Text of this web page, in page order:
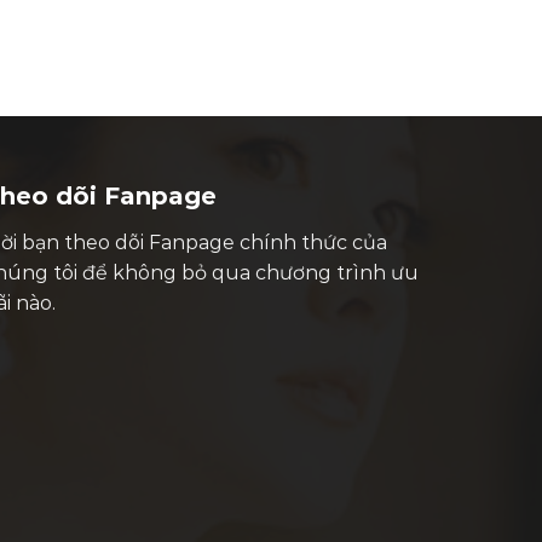
dõi Fanpage
bạn theo dõi Fanpage chính thức của
tôi để không bỏ qua chương trình ưu
nào.